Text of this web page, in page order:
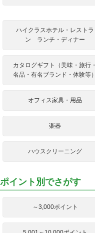
ハイクラスホテル・レストラ
ン ランチ・ディナー
カタログギフト（美味・旅行・
名品・有名ブランド・体験等）
オフィス家具・用品
楽器
ハウスクリーニング
ポイント別でさがす
～3,000ポイント